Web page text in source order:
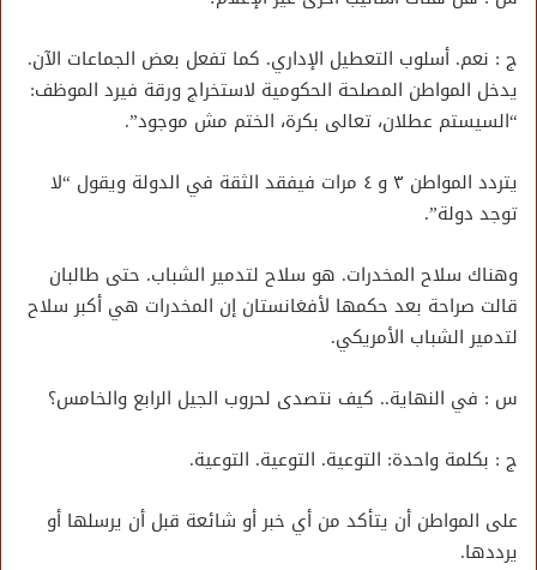
ج : نعم. أسلوب التعطيل الإداري. كما تفعل بعض الجماعات الآن.
يدخل المواطن المصلحة الحكومية لاستخراج ورقة فيرد الموظف:
“السيستم عطلان، تعالى بكرة، الختم مش موجود”.
يتردد المواطن ٣ و ٤ مرات فيفقد الثقة في الدولة ويقول “لا
توجد دولة”.
وهناك سلاح المخدرات. هو سلاح لتدمير الشباب. حتى طالبان
قالت صراحة بعد حكمها لأفغانستان إن المخدرات هي أكبر سلاح
لتدمير الشباب الأمريكي.
س : في النهاية.. كيف نتصدى لحروب الجيل الرابع والخامس؟
ج : بكلمة واحدة: التوعية. التوعية. التوعية.
على المواطن أن يتأكد من أي خبر أو شائعة قبل أن يرسلها أو
يرددها.